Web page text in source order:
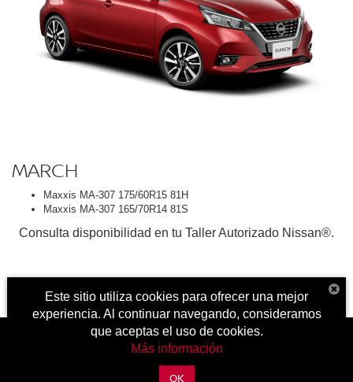
MARCH
Maxxis MA-307 175/60R15 81H
Maxxis MA-307 165/70R14 81S
Consulta disponibilidad en tu Taller Autorizado Nissan®.
México
Este sitio utiliza cookies para ofrecer una mejor
experiencia. Al continuar navegando, consideramos
que aceptas el uso de cookies.
Más información
OK